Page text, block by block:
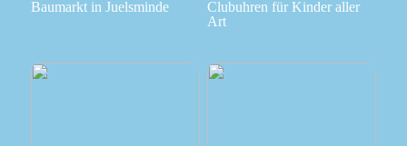
Baumarkt in Juelsminde
Clubuhren für Kinder aller
Art